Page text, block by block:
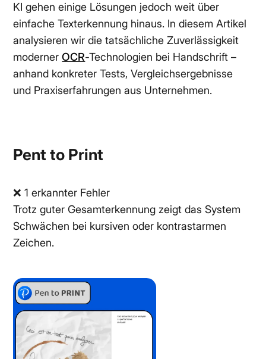
KI gehen einige Lösungen jedoch weit über
einfache Texterkennung hinaus. In diesem Artikel
analysieren wir die tatsächliche Zuverlässigkeit
modernerOCR-Technologien bei Handschrift –
anhand konkreter Tests, Vergleichsergebnisse
und Praxiserfahrungen aus Unternehmen.
Pent to Print
❌ 1 erkannter Fehler
Trotz guter Gesamterkennung zeigt das System
Schwächen bei kursiven oder kontrastarmen
Zeichen.